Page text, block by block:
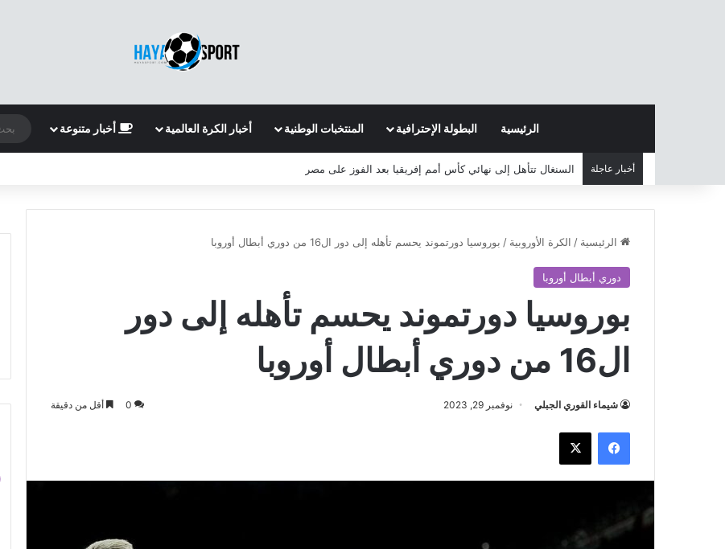
الرئيسية البطولة الإحترافية المنتخبات الوطنية أخبار الكرة العالمية أخبار متنوعة
أخبار عاجلة السنغال تتأهل إلى نهائي كأس أمم إفريقيا بعد الفوز على مصر
الرئيسية / الكرة الأوروبية / بوروسيا دورتموند يحسم تأهله إلى دور ال16 من دوري أبطال أوروبا
دوري أبطال أوروبا
بوروسيا دورتموند يحسم تأهله إلى دور
ال16 من دوري أبطال أوروبا
شيماء القوري الجبلي نوفمبر 29, 2023 0 أقل من دقيقة
فيسبوك ‫X